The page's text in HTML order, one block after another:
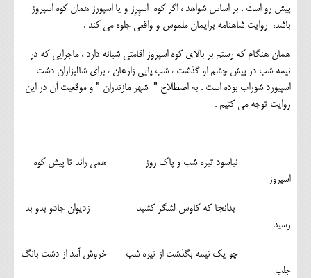
پیش رو است . بر اساس شواهد ، اگر کوه اسپِرِز و یا اسپورز همان کوه اسپروز
باشد، روایت شاهنامه برایمان ملموس و واقعی جلوه می کند .
همان هنگام که رستم بر بالای کوه اسپروز اقامتی شبانه دارد ، ماجرایی که در
نیمه شب در پیش چشم او گذشت ، شب پایی زارعان ، برای شالیزاران دشت
اسپیورد شوراب بوده است . به اصطلاح ” شهر مازندران ” و موقعیت آن در این
روایت توجه می کنیم :
نیاسود تیره شب و پاک روز همی راند تا پیش کوه
اسپروز
بدانجا که کاوس لشگر کشید زدیوان جادو بدو بد
رسید
چو یک نیمه بگذشت از تیره شب خروش آمد از دشت بانگ
جلب